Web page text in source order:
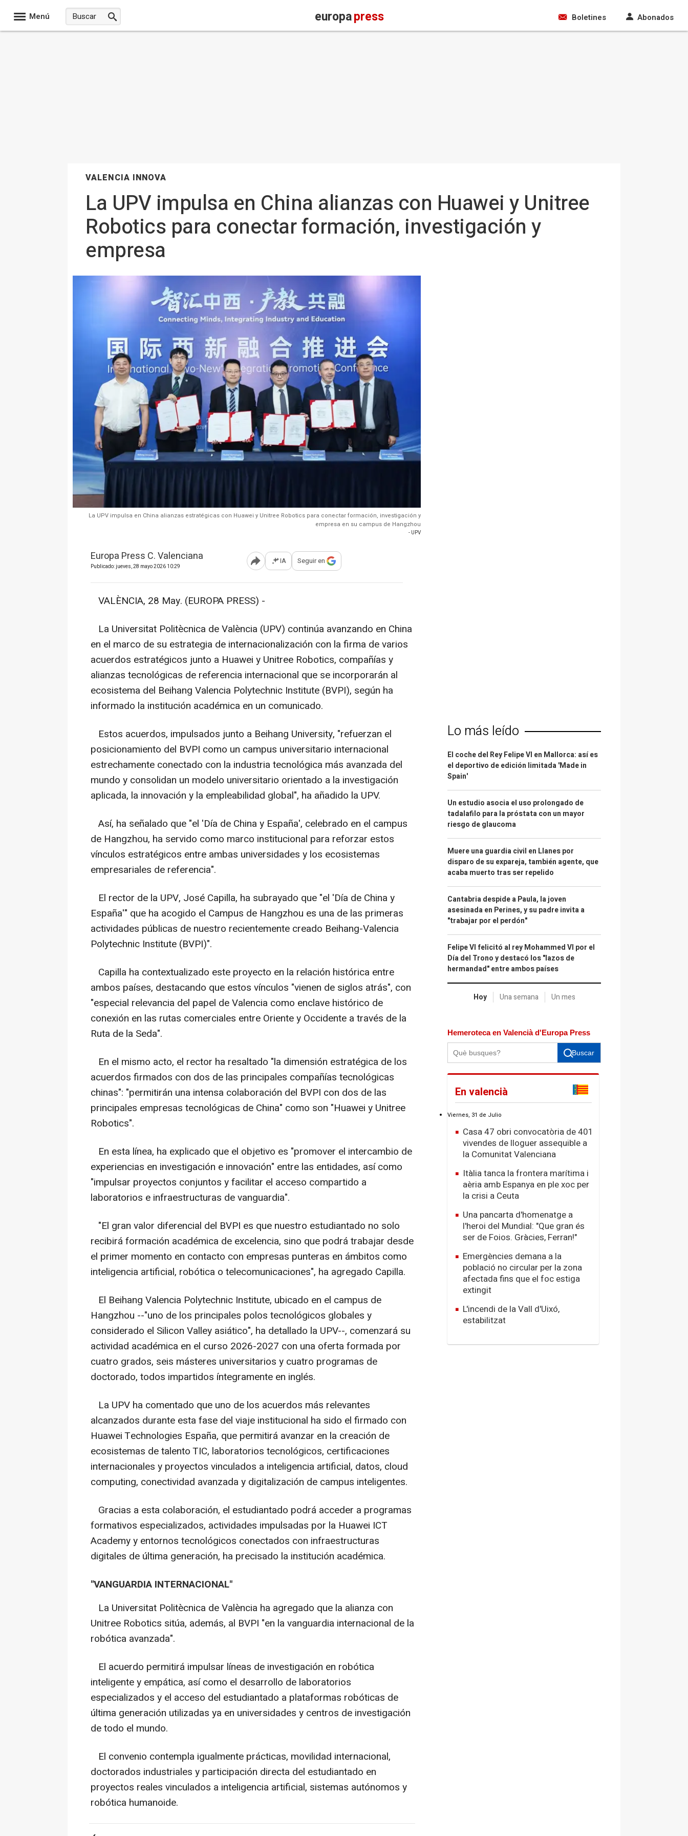
Menú europapress Boletines Abonados
VALENCIA INNOVA
La UPV impulsa en China alianzas con Huawei y Unitree
Robotics para conectar formación, investigación y
empresa
La UPV impulsa en China alianzas estratégicas con Huawei y Unitree Robotics para conectar formación, investigación y
empresa en su campus de Hangzhou
- UPV
Europa Press C. Valenciana
Publicado: jueves, 28 mayo 2026 10:29 Abrir opciones para compartir
IA Seguir en
VALÈNCIA, 28 May. (EUROPA PRESS) -
La Universitat Politècnica de València (UPV) continúa avanzando en China
en el marco de su estrategia de internacionalización con la firma de varios
acuerdos estratégicos junto a Huawei y Unitree Robotics, compañías y
alianzas tecnológicas de referencia internacional que se incorporarán al
ecosistema del Beihang Valencia Polytechnic Institute (BVPI), según ha
informado la institución académica en un comunicado.
Estos acuerdos, impulsados junto a Beihang University, "refuerzan el
posicionamiento del BVPI como un campus universitario internacional
estrechamente conectado con la industria tecnológica más avanzada del
mundo y consolidan un modelo universitario orientado a la investigación
aplicada, la innovación y la empleabilidad global", ha añadido la UPV.
Así, ha señalado que "el 'Día de China y España', celebrado en el campus
de Hangzhou, ha servido como marco institucional para reforzar estos
vínculos estratégicos entre ambas universidades y los ecosistemas
empresariales de referencia".
El rector de la UPV, José Capilla, ha subrayado que "el 'Día de China y
España'" que ha acogido el Campus de Hangzhou es una de las primeras
actividades públicas de nuestro recientemente creado Beihang-Valencia
Polytechnic Institute (BVPI)".
Capilla ha contextualizado este proyecto en la relación histórica entre
ambos países, destacando que estos vínculos "vienen de siglos atrás", con
"especial relevancia del papel de Valencia como enclave histórico de
conexión en las rutas comerciales entre Oriente y Occidente a través de la
Ruta de la Seda".
En el mismo acto, el rector ha resaltado "la dimensión estratégica de los
acuerdos firmados con dos de las principales compañías tecnológicas
chinas": "permitirán una intensa colaboración del BVPI con dos de las
principales empresas tecnológicas de China" como son "Huawei y Unitree
Robotics".
En esta línea, ha explicado que el objetivo es "promover el intercambio de
experiencias en investigación e innovación" entre las entidades, así como
"impulsar proyectos conjuntos y facilitar el acceso compartido a
laboratorios e infraestructuras de vanguardia".
"El gran valor diferencial del BVPI es que nuestro estudiantado no solo
recibirá formación académica de excelencia, sino que podrá trabajar desde
el primer momento en contacto con empresas punteras en ámbitos como
inteligencia artificial, robótica o telecomunicaciones", ha agregado Capilla.
El Beihang Valencia Polytechnic Institute, ubicado en el campus de
Hangzhou --"uno de los principales polos tecnológicos globales y
considerado el Silicon Valley asiático", ha detallado la UPV--, comenzará su
actividad académica en el curso 2026-2027 con una oferta formada por
cuatro grados, seis másteres universitarios y cuatro programas de
doctorado, todos impartidos íntegramente en inglés.
La UPV ha comentado que uno de los acuerdos más relevantes
alcanzados durante esta fase del viaje institucional ha sido el firmado con
Huawei Technologies España, que permitirá avanzar en la creación de
ecosistemas de talento TIC, laboratorios tecnológicos, certificaciones
internacionales y proyectos vinculados a inteligencia artificial, datos, cloud
computing, conectividad avanzada y digitalización de campus inteligentes.
Gracias a esta colaboración, el estudiantado podrá acceder a programas
formativos especializados, actividades impulsadas por la Huawei ICT
Academy y entornos tecnológicos conectados con infraestructuras
digitales de última generación, ha precisado la institución académica.
"VANGUARDIA INTERNACIONAL"
La Universitat Politècnica de València ha agregado que la alianza con
Unitree Robotics sitúa, además, al BVPI "en la vanguardia internacional de la
robótica avanzada".
El acuerdo permitirá impulsar líneas de investigación en robótica
inteligente y empática, así como el desarrollo de laboratorios
especializados y el acceso del estudiantado a plataformas robóticas de
última generación utilizadas ya en universidades y centros de investigación
de todo el mundo.
El convenio contempla igualmente prácticas, movilidad internacional,
doctorados industriales y participación directa del estudiantado en
proyectos reales vinculados a inteligencia artificial, sistemas autónomos y
robótica humanoide.
Lo más leído
El coche del Rey Felipe VI en Mallorca: así es
el deportivo de edición limitada 'Made in
Spain'
Un estudio asocia el uso prolongado de
tadalafilo para la próstata con un mayor
riesgo de glaucoma
Muere una guardia civil en Llanes por
disparo de su expareja, también agente, que
acaba muerto tras ser repelido
Cantabria despide a Paula, la joven
asesinada en Perines, y su padre invita a
"trabajar por el perdón"
Felipe VI felicitó al rey Mohammed VI por el
Día del Trono y destacó los "lazos de
hermandad" entre ambos países
Hoy Una semana Un mes
Hemeroteca en Valencià d'Europa Press
Buscar
En valencià
Viernes, 31 de Julio
Casa 47 obri convocatòria de 401
vivendes de lloguer assequible a
la Comunitat Valenciana
Itàlia tanca la frontera marítima i
aèria amb Espanya en ple xoc per
la crisi a Ceuta
Una pancarta d'homenatge a
l'heroi del Mundial: "Que gran és
ser de Foios. Gràcies, Ferran!"
Emergències demana a la
població no circular per la zona
afectada fins que el foc estiga
extingit
L'incendi de la Vall d'Uixó,
estabilitzat